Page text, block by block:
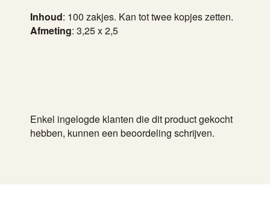
Inhoud: 100 zakjes. Kan tot twee kopjes zetten.
Afmeting: 3,25 x 2,5
Enkel ingelogde klanten die dit product gekocht
hebben, kunnen een beoordeling schrijven.